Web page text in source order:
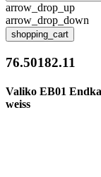
arrow_drop_up
arrow_drop_down
shopping_cart
76.50182.11
Valiko EB01
weiss